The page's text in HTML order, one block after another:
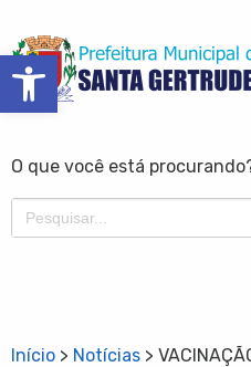
Barra de Ferramentas Aberta
O que você está
Search
for:
Início > Notícias >